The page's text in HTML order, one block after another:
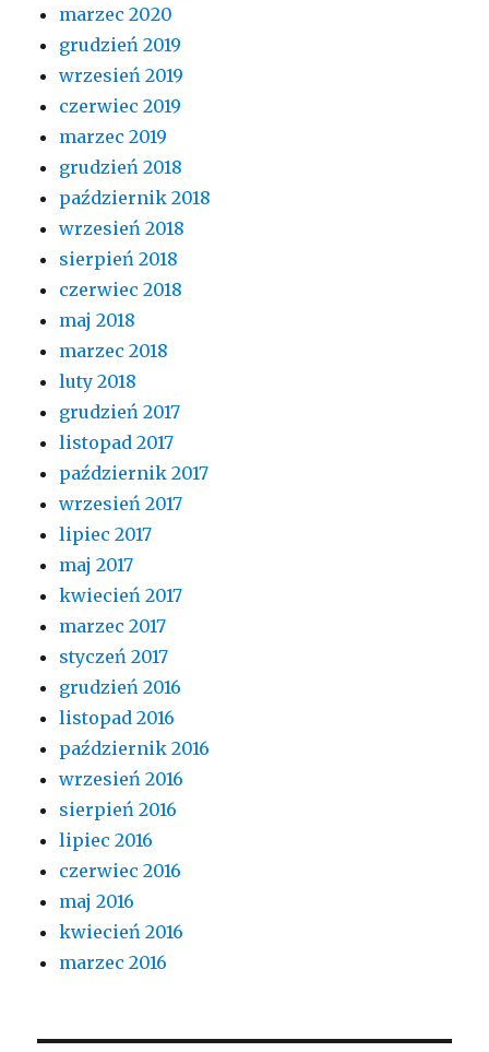
marzec 2020
grudzień 2019
wrzesień 2019
czerwiec 2019
marzec 2019
grudzień 2018
październik 2018
wrzesień 2018
sierpień 2018
czerwiec 2018
maj 2018
marzec 2018
luty 2018
grudzień 2017
listopad 2017
październik 2017
wrzesień 2017
lipiec 2017
maj 2017
kwiecień 2017
marzec 2017
styczeń 2017
grudzień 2016
listopad 2016
październik 2016
wrzesień 2016
sierpień 2016
lipiec 2016
czerwiec 2016
maj 2016
kwiecień 2016
marzec 2016